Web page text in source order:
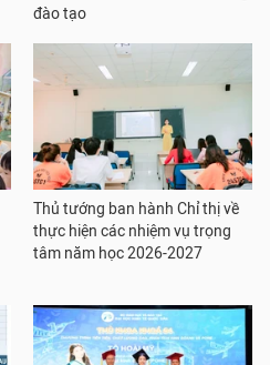
đào tạo
Thủ tướng ban hành Chỉ thị về
thực hiện các nhiệm vụ trọng
tâm năm học 2026-2027